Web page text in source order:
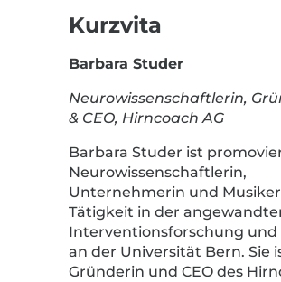
Kurzvita
Barbara Studer
Neurowissenschaftlerin,
& CEO, Hirncoach AG
Barbara Studer ist
Neurowissenschaftlerin,
Unternehmerin und
Tätigkeit in der
Interventionsforschung und
an der Universität Bern. Sie
Gründerin und CEO des